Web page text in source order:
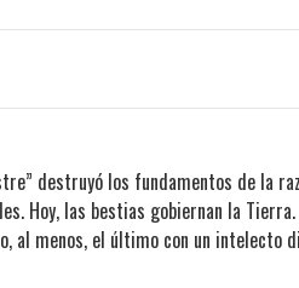
destruyó los fundamentos de la
Hoy, las bestias gobiernan la
al menos, el último con un intelecto